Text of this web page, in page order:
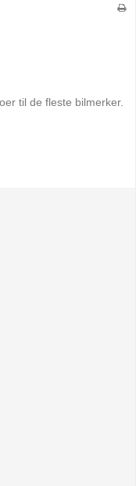
til de fleste bilmerker.